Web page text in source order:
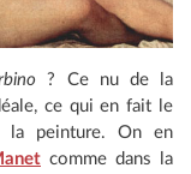
? Ce nu de la
ce qui en fait le
la peinture. On en
comme dans la